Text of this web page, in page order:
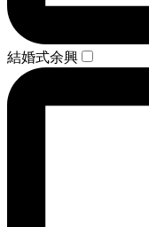
結婚式余興